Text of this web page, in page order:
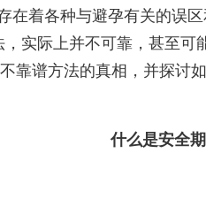
在着各种与避孕有关的误区
，实际上并不可靠，甚至
靠谱方法的真相，并探讨
什么是安全